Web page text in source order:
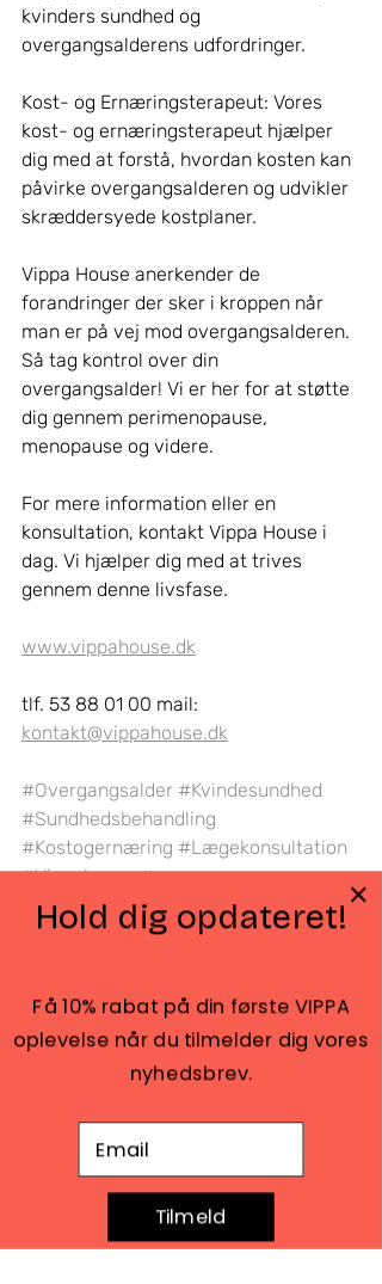
kvinders sundhed og
overgangsalderens udfordringer.
Kost- og Ernæringsterapeut: Vores
kost- og ernæringsterapeut hjælper
dig med at forstå, hvordan kosten kan
påvirke overgangsalderen og udvikler
skræddersyede kostplaner.
Vippa House anerkender de
forandringer der sker i kroppen når
man er på vej mod overgangsalderen.
Så tag kontrol over din
overgangsalder! Vi er her for at støtte
dig gennem perimenopause,
menopause og videre.
For mere information eller en
konsultation, kontakt Vippa House i
dag. Vi hjælper dig med at trives
gennem denne livsfase.
www.vippahouse.dk
tlf. 53 88 01 00 mail:
kontakt@vippahouse.dk
#Overgangsalder #Kvindesundhed
#Sundhedsbehandling
#Kostogernæring #Lægekonsultation
#Vippahouse #menopause
Hold dig opdateret!
Få 10% rabat på din første VIPPA
oplevelse når du tilmelder dig vores
nyhedsbrev.
E-mail adresse
Tilmeld